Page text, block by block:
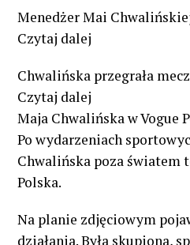
Menedżer Mai
Czytaj dalej
Chwalińska przegrała
Czytaj dalej
Maja Chwalińska w Vogue
Po wydarzeniach
Chwalińska poza światem
Polska.
Na planie zdjęciowym
działania. Była skupiona,